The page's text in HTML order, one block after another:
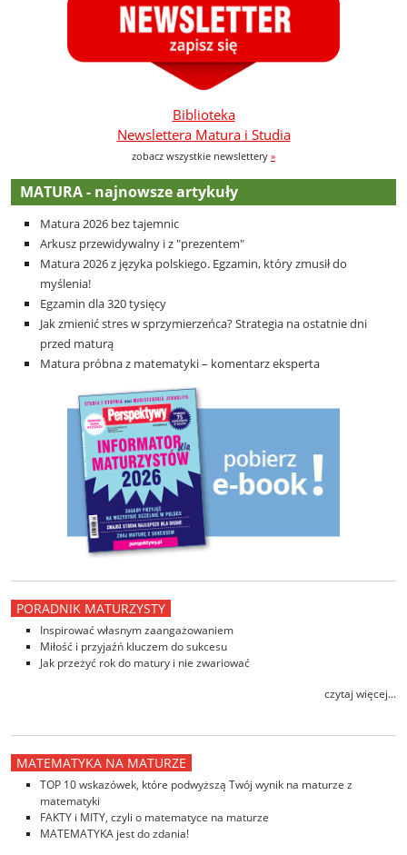
Biblioteka
Newslettera Matura i Studia
zobacz wszystkie newslettery »
MATURA - najnowsze artykuły
Matura 2026 bez tajemnic
Arkusz przewidywalny i z "prezentem"
Matura 2026 z języka polskiego. Egzamin, który zmusił do
myślenia!
Egzamin dla 320 tysięcy
Jak zmienić stres w sprzymierzeńca? Strategia na ostatnie dni
przed maturą
Matura próbna z matematyki – komentarz eksperta
PORADNIK MATURZYSTY
Inspirować własnym zaangażowaniem
Miłość i przyjaźń kluczem do sukcesu
Jak przeżyć rok do matury i nie zwariować
czytaj więcej...
MATEMATYKA NA MATURZE
TOP 10 wskazówek, które podwyższą Twój wynik na maturze z
matematyki
FAKTY i MITY, czyli o matematyce na maturze
MATEMATYKA jest do zdania!